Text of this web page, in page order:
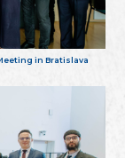
in Bratislava